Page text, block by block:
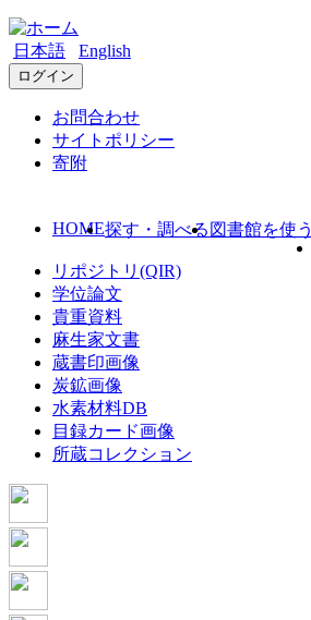
日本語 English
ログイン
お問合わせ
サイトポリシー
寄附
HOME探す・調べる 図書館を使う
リポジトリ(QIR)
学位論文
貴重資料
麻生家文書
蔵書印画像
炭鉱画像
水素材料DB
目録カード画像
所蔵コレクション